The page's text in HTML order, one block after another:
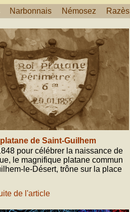
Narbonnais Némosez Razès
de Saint-Guilhem
pour célébrer la naissance de
le magnifique platane commun
le-Désert, trône sur la place
de l'article